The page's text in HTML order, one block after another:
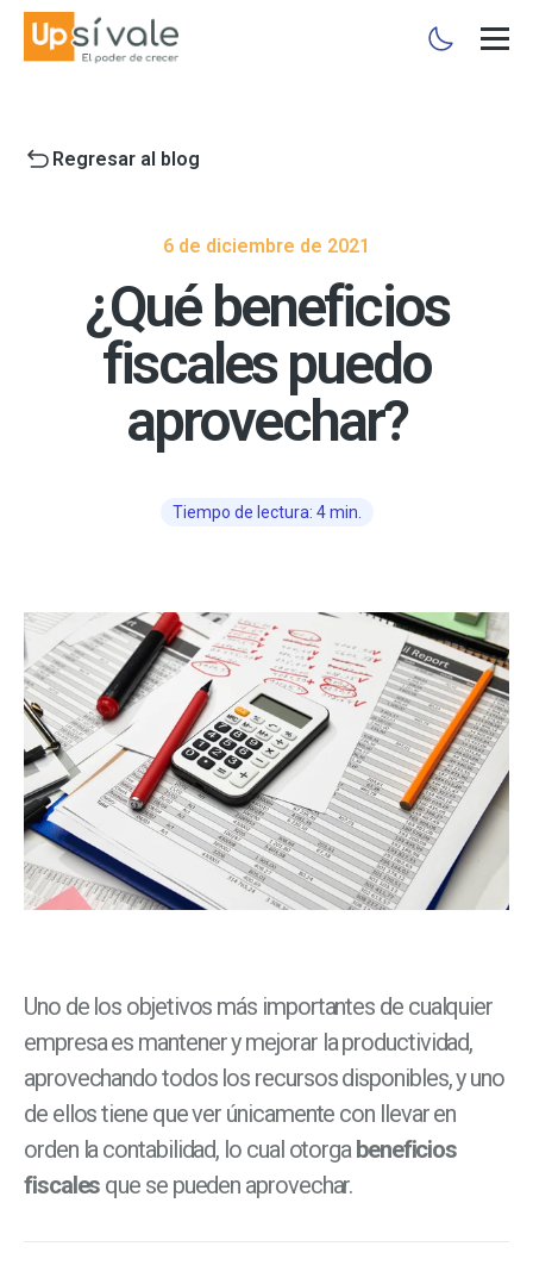
Regresar al blog
6 de diciembre de 2021
¿Qué beneficios
fiscales puedo
aprovechar?
Tiempo de lectura: 4 min.
Uno de los objetivos más importantes de cualquier
empresa es mantener y mejorar la productividad,
aprovechando todos los recursos disponibles, y uno
de ellos tiene que ver únicamente con llevar en
orden la contabilidad, lo cual otorgabeneficios
fiscales que se pueden aprovechar.